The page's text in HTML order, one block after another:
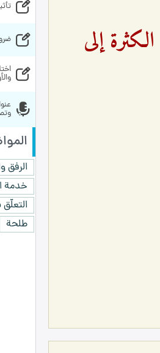
إلى
الرفق
خدمة
طلحة